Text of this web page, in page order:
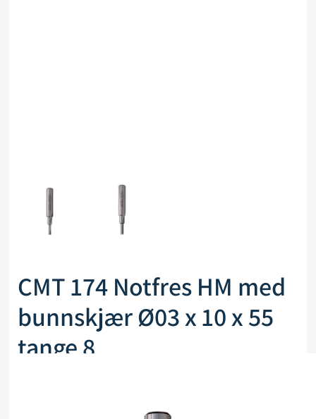
CMT 174 Notfres HM med
bunnskjær Ø03 x 10 x 55
tange 8